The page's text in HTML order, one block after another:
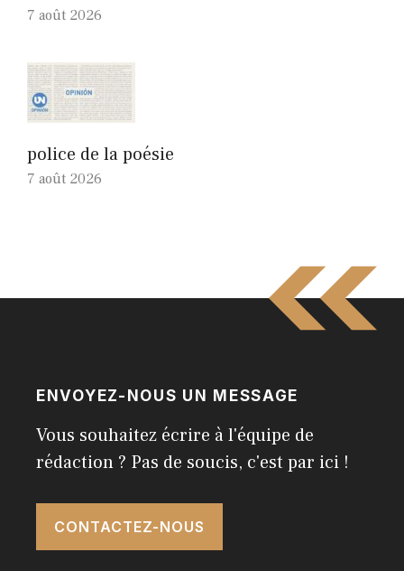
7 août 2026
police de la poésie
7 août 2026
ENVOYEZ-NOUS UN MESSAGE
Vous souhaitez écrire à l'équipe de
rédaction ? Pas de soucis, c'est par ici !
CONTACTEZ-NOUS